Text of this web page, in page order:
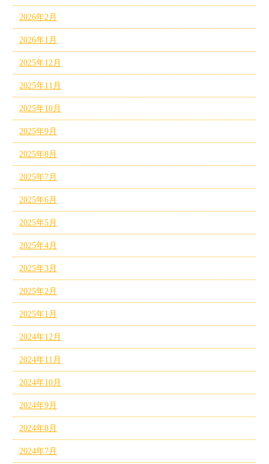
2026年2月
2026年1月
2025年12月
2025年11月
2025年10月
2025年9月
2025年8月
2025年7月
2025年6月
2025年5月
2025年4月
2025年3月
2025年2月
2025年1月
2024年12月
2024年11月
2024年10月
2024年9月
2024年8月
2024年7月